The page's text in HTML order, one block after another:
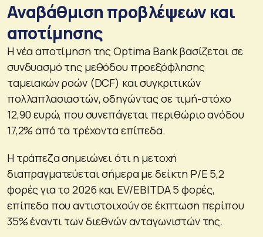
Αναβάθμιση προβλέψεων και
αποτίμησης
Η νέα αποτίμηση της Optima Bank βασίζεται σε
συνδυασμό της μεθόδου προεξόφλησης
ταμειακών ροών (DCF) και συγκριτικών
πολλαπλασιαστών, οδηγώντας σε τιμή-στόχο
12,90 ευρώ, που συνεπάγεται περιθώριο ανόδου
17,2% από τα τρέχοντα επίπεδα.
Η τράπεζα σημειώνει ότι η μετοχή
διαπραγματεύεται σήμερα με δείκτη P/E 5,2
φορές για το 2026 και EV/EBITDA 5 φορές,
επίπεδα που αντιστοιχούν σε έκπτωση περίπου
35% έναντι των διεθνών ανταγωνιστών της.